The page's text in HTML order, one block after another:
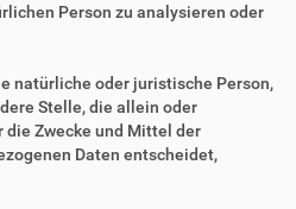
Person zu analysieren oder
natürliche oder juristische Person,
Stelle, die allein oder
Zwecke und Mittel der
Daten entscheidet,